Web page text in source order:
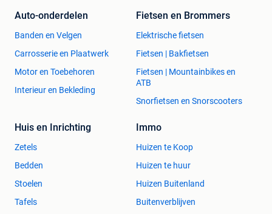
Auto-onderdelen
Banden en Velgen
Carrosserie en Plaatwerk
Motor en Toebehoren
Interieur en Bekleding
Fietsen en Brommers
Elektrische fietsen
Fietsen | Bakfietsen
Fietsen | Mountainbikes en
ATB
Snorfietsen en Snorscooters
Huis en Inrichting
Zetels
Bedden
Stoelen
Tafels
Immo
Huizen te Koop
Huizen te huur
Huizen Buitenland
Buitenverblijven